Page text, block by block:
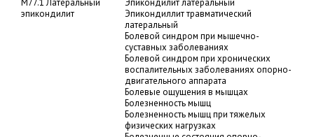
M77.1 Латеральный
эпикондилит
Эпикондилит латеральный
Эпикондиллит травматический
латеральный
Болевой синдром при мышечно-
суставных заболеваниях
Болевой синдром при хронических
воспалительных заболеваниях опорно-
двигательного аппарата
Болевые ощущения в мышцах
Болезненность мышц
Болезненность мышц при тяжелых
физических нагрузках